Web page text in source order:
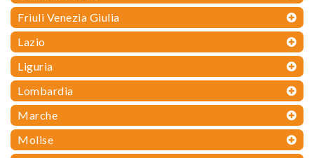
Friuli Venezia Giulia
Lazio
Liguria
Lombardia
Marche
Molise